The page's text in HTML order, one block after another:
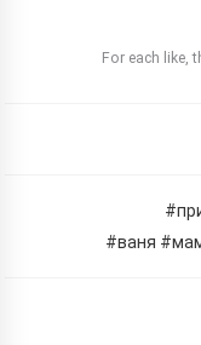
For each like,
#ваня